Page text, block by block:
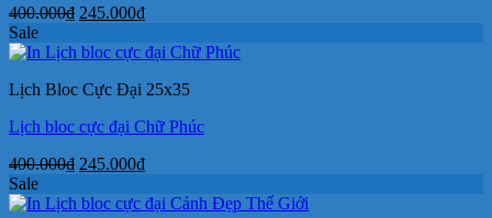
400.000₫ Giá
là:
245.000₫Giá
tại
245.000₫.
Sale
Lịch Bloc Cực Đại 25x35
Lịch bloc cực đại Chữ Phúc
400.000₫ Giá
là:
245.000₫Giá
tại
Sale